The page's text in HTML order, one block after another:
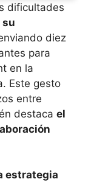
dificultades
su
diez
para
en la
Este gesto
entre
destaca el
estrategia